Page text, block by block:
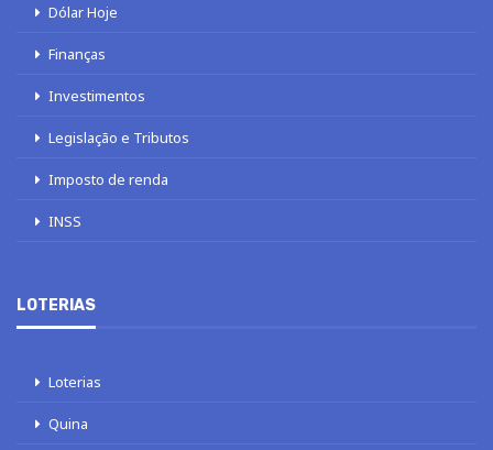
Dólar Hoje
Finanças
Investimentos
Legislação e Tributos
Imposto de renda
INSS
LOTERIAS
Loterias
Quina